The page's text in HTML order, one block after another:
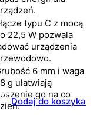
typu C z mocą
22,5 W pozwala
urządzenia
6 mm i waga
g ułatwiają
go na co
Dodaj do koszyka